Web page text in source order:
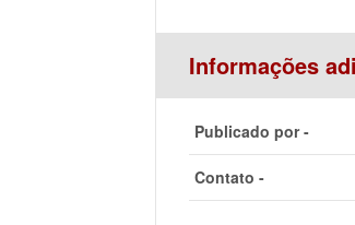
Informações
Publicado por -
Contato -